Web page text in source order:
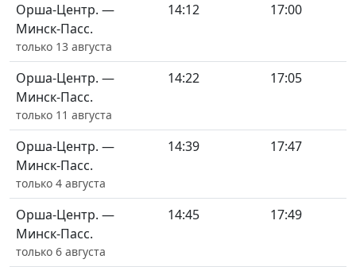
Орша-Центр. —
Минск-Пасс.
только 13 августа
14:12 17:00
Орша-Центр. —
Минск-Пасс.
только 11 августа
14:22 17:05
Орша-Центр. —
Минск-Пасс.
только 4 августа
14:39 17:47
Орша-Центр. —
Минск-Пасс.
только 6 августа
14:45 17:49